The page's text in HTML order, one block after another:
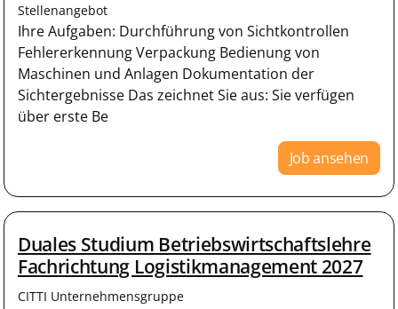
Stellenangebot
Ihre Aufgaben: Durchführung von Sichtkontrollen
Fehlererkennung Verpackung Bedienung von
Maschinen und Anlagen Dokumentation der
Sichtergebnisse Das zeichnet Sie aus: Sie verfügen
über erste Be
Job ansehen
Duales Studium Betriebswirtschaftslehre
Fachrichtung Logistikmanagement 2027
CITTI Unternehmensgruppe